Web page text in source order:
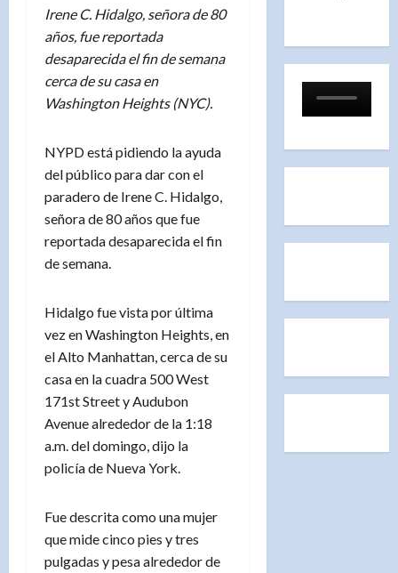
Irene C. Hidalgo, señora de 80
años, fue reportada
desaparecida el fin de semana
cerca de su casa en
Washington Heights (NYC).
NYPD está pidiendo la ayuda
del público para dar con el
paradero de Irene C. Hidalgo,
señora de 80 años que fue
reportada desaparecida el fin
de semana.
Hidalgo fue vista por última
vez en Washington Heights, en
el Alto Manhattan, cerca de su
casa en la cuadra 500 West
171st Street y Audubon
Avenue alrededor de la 1:18
a.m. del domingo, dijo la
policía de Nueva York.
Fue descrita como una mujer
que mide cinco pies y tres
pulgadas y pesa alrededor de